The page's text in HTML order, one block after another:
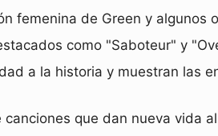
femenina de Green y algunos
como "Saboteur" y
a la historia y muestran las
que dan nueva vida